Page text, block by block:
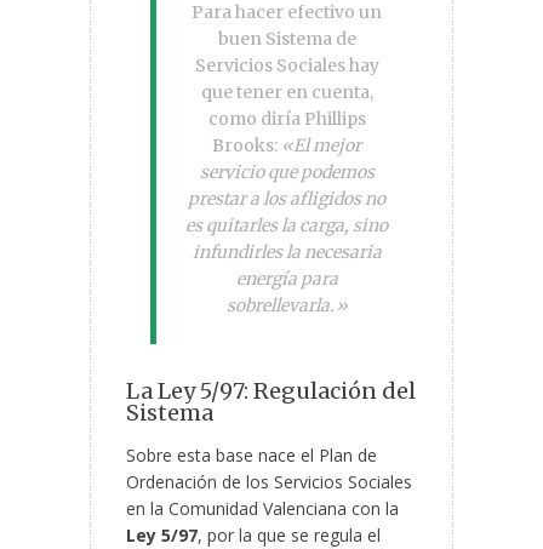
Para hacer efectivo un
buen Sistema de
Servicios Sociales hay
que tener en cuenta,
como diría Phillips
Brooks: «El mejor
servicio que podemos
prestar a los afligidos no
es quitarles la carga, sino
infundirles la necesaria
energía para
sobrellevarla.»
La Ley 5/97: Regulación del
Sistema
Sobre esta base nace el Plan de
Ordenación de los Servicios Sociales
en la Comunidad Valenciana con la
Ley 5/97, por la que se regula el